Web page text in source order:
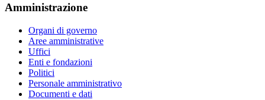
Amministrazione
Organi di governo
Aree amministrative
Uffici
Enti e fondazioni
Politici
Personale amministrativo
Documenti e dati